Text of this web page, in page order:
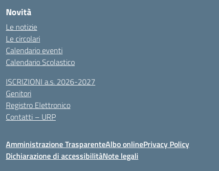
Novità
Le notizie
Le circolari
Calendario eventi
Calendario Scolastico
ISCRIZIONI a.s. 2026-2027
Genitori
Registro Elettronico
Contatti – URP
Amministrazione TrasparenteAlbo onlinePrivacy Policy
Dichiarazione di accessibilitàNote legali